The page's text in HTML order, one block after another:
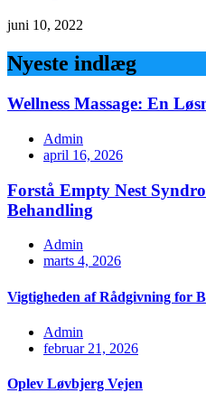
juni 10, 2022
Nyeste indlæg
Wellness Massage: En
Admin
april 16, 2026
Forstå Empty Nest
Behandling
Admin
marts 4, 2026
Vigtigheden af Rådgivning for
Admin
februar 21, 2026
Oplev Løvbjerg Vejen